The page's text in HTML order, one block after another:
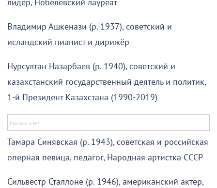
лидер, Нобелевский лауреат
Владимир Ашкенази (р. 1937), советский и
исландский пианист и дирижёр
Нурсултан Назарбаев (р. 1940), советский и
казахстанский государственный деятель и политик,
1-й Президент Казахстана (1990-2019)
Тамара Синявская (р. 1943), советская и российская
оперная певица, педагог, Народная артистка СССР
Сильвестр Сталлоне (р. 1946), американский актёр,